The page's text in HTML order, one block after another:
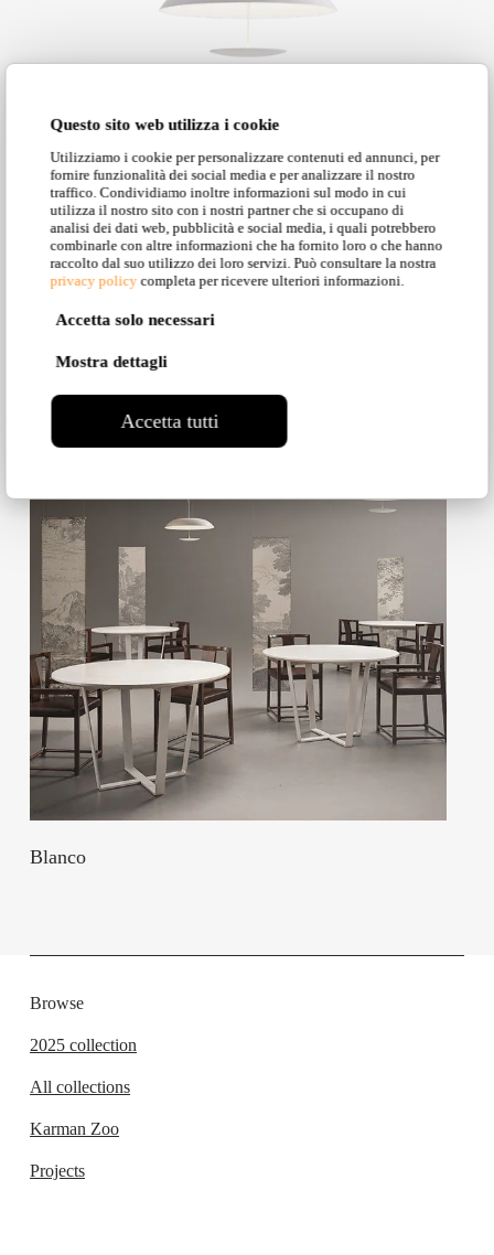
Questo sito web utilizza i cookie
Utilizziamo i cookie per personalizzare contenuti ed annunci, per
fornire funzionalità dei social media e per analizzare il nostro
traffico. Condividiamo inoltre informazioni sul modo in cui
utilizza il nostro sito con i nostri partner che si occupano di
analisi dei dati web, pubblicità e social media, i quali potrebbero
combinarle con altre informazioni che ha fornito loro o che hanno
raccolto dal suo utilizzo dei loro servizi. Può consultare la nostra
privacy policy completa per ricevere ulteriori informazioni.
Accetta solo necessari
Mostra dettagli
Accetta tutti
Blanco: SE322BBINT
Blanco
Browse
2025 collection
All collections
Karman Zoo
Projects